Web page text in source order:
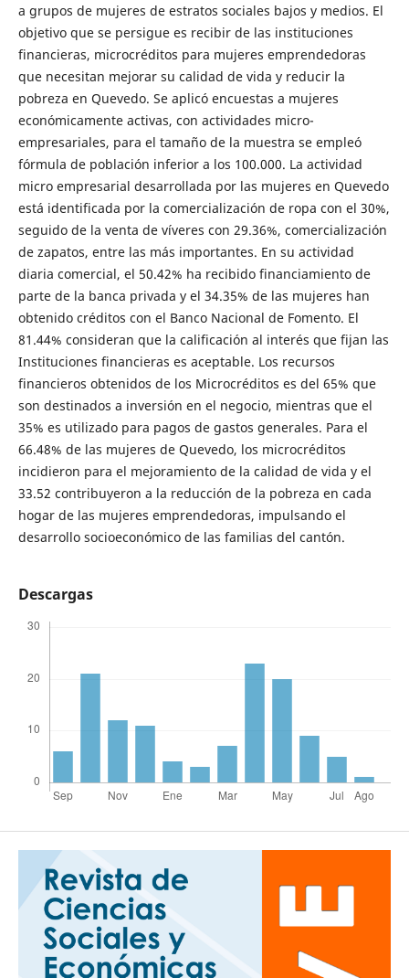
a grupos de mujeres de estratos sociales bajos y medios. El
objetivo que se persigue es recibir de las instituciones
financieras, microcréditos para mujeres emprendedoras
que necesitan mejorar su calidad de vida y reducir la
pobreza en Quevedo. Se aplicó encuestas a mujeres
económicamente activas, con actividades micro-
empresariales, para el tamaño de la muestra se empleó
fórmula de población inferior a los 100.000. La actividad
micro empresarial desarrollada por las mujeres en Quevedo
está identificada por la comercialización de ropa con el 30%,
seguido de la venta de víveres con 29.36%, comercialización
de zapatos, entre las más importantes. En su actividad
diaria comercial, el 50.42% ha recibido financiamiento de
parte de la banca privada y el 34.35% de las mujeres han
obtenido créditos con el Banco Nacional de Fomento. El
81.44% consideran que la calificación al interés que fijan las
Instituciones financieras es aceptable. Los recursos
financieros obtenidos de los Microcréditos es del 65% que
son destinados a inversión en el negocio, mientras que el
35% es utilizado para pagos de gastos generales. Para el
66.48% de las mujeres de Quevedo, los microcréditos
incidieron para el mejoramiento de la calidad de vida y el
33.52 contribuyeron a la reducción de la pobreza en cada
hogar de las mujeres emprendedoras, impulsando el
desarrollo socioeconómico de las familias del cantón.
Descargas